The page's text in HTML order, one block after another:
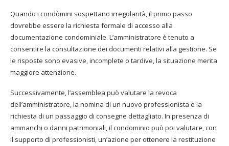
Quando i condòmini sospettano irregolarità, il primo passo
dovrebbe essere la richiesta formale di accesso alla
documentazione condominiale. L’amministratore è tenuto a
consentire la consultazione dei documenti relativi alla gestione. Se
le risposte sono evasive, incomplete o tardive, la situazione merita
maggiore attenzione.
Successivamente, l’assemblea può valutare la revoca
dell’amministratore, la nomina di un nuovo professionista e la
richiesta di un passaggio di consegne dettagliato. In presenza di
ammanchi o danni patrimoniali, il condominio può poi valutare, con
il supporto di professionisti, un’azione per ottenere la restituzione